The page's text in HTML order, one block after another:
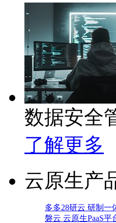
数据安全
了解更多
云原生产
多多28研云 研制一
磐云 云原生PaaS平